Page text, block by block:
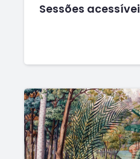
Sessões